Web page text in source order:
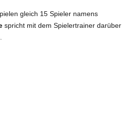
gleich 15 Spieler namens
spricht mit dem Spielertrainer darüber